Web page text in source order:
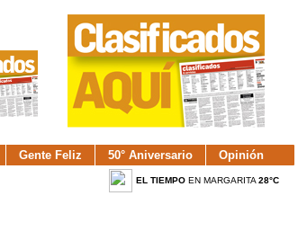
Gente Feliz 50° Aniversario Opinión
EL TIEMPOEN MARGARITA 28°C